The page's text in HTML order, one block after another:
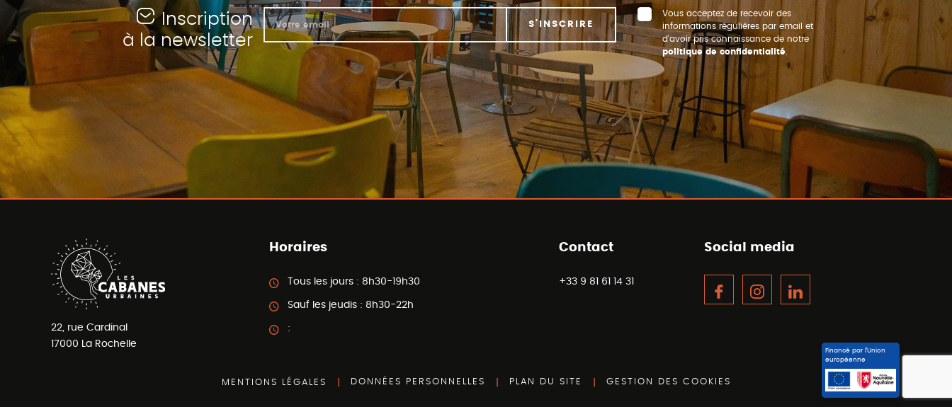
Inscription
à la newsletter
S'INSCRIRE
Vous acceptez de recevoir des
informations régulières par email et
d’avoir pris connaissance de notre
politique de confidentialité.
22, rue Cardinal
17000 La Rochelle
Horaires
Tous les jours : 8h30-19h30
Sauf les jeudis : 8h30-22h
Financé par l’Union
européenne
:
Contact
+33 9 81 61 14 31
Social media
FacebookInstagram
MENTIONS LÉGALES DONNÉES PERSONNELLES PLAN DU SITE GESTION DES COOKIES